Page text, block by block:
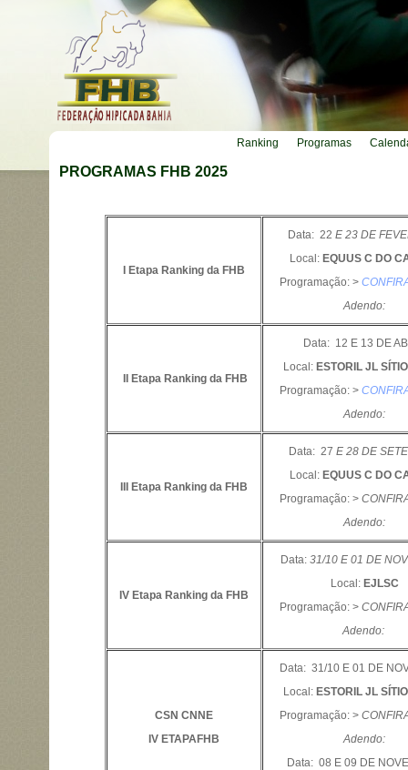
Ranking Programas
PROGRAMAS FHB 2025
I Etapa Ranking da FHB
Data: 22 E 23 DE
Local: EQUUS C DO
Programação: >
Adendo:
II Etapa Ranking da FHB
Data: 12 E 13 DE
Local: ESTORIL JL
Programação: >
Adendo:
III Etapa Ranking da FHB
Data: 27 E 28 DE
Local: EQUUS C DO
Programação: >
Adendo:
IV Etapa Ranking da FHB
Data: 31/10 E 01 DE
Local: EJLSC
Programação: >
Adendo:
CSN CNNE
IV ETAPAFHB
Data: 31/10 E 01 DE
Local: ESTORIL JL
Programação: >
Adendo:
Data: 08 E 09 DE